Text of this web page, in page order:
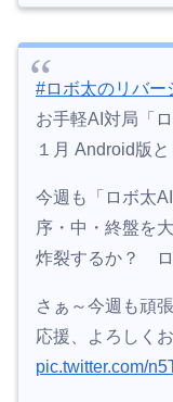
#ロボ太のリバー
お手軽AI対局「
１月 Android版
今週も「ロボ太
序・中・終盤を
炸裂するか？ ロ
さぁ～今週も頑
応援、よろしく
pic.twitter.com/